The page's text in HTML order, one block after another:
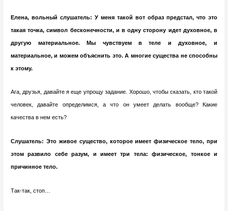
Елена, вольный слушатель: У меня такой вот образ предстал, что это
такая точка, символ бесконечности, и в одну сторону идет духовное, в
другую материальное. Мы чувствуем в теле и духовное, и
материальное, и можем объяснить это. А многие существа не способны
к этому.
Ага, друзья, давайте я еще упрощу задание. Хорошо, чтобы сказать, кто такой
человек, давайте определимся, а что он умеет делать вообще? Какие
качества в нем есть?
Слушатель: Это живое существо, которое имеет физическое тело, при
этом развило себе разум, и имеет три тела: физическое, тонкое и
причинное тело.
Так-так, стоп…